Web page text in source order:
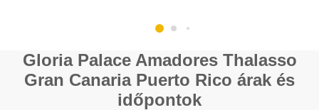
Gloria Palace Amadores Thalasso
Gran Canaria Puerto Rico árak és
időpontok